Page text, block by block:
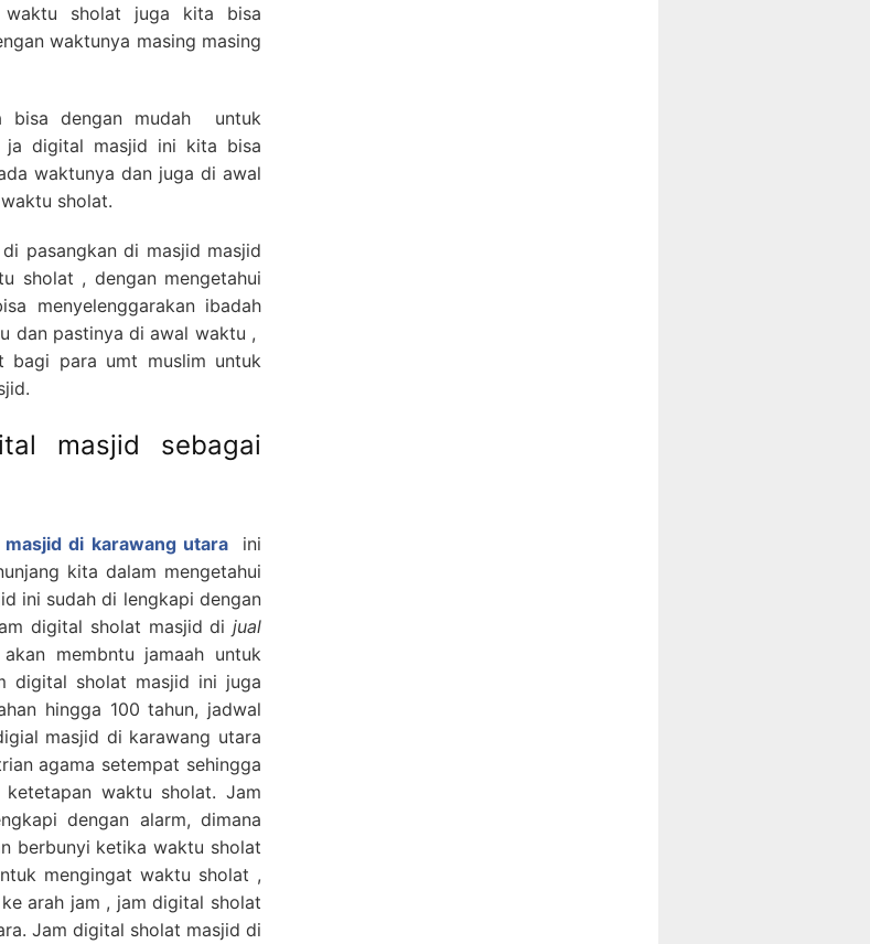
sholat juga kita bisa
waktunya masing masing
bisa dengan mudah untuk
ja digital masjid ini kita bisa
waktunya dan juga di awal
sholat.
pasangkan di masjid masjid
sholat , dengan mengetahui
menyelenggarakan ibadah
dan pastinya di awal waktu ,
bagi para umt muslim untuk
masjid sebagai
masjid di karawang utara
ini
kita dalam mengetahui
ini sudah di lengkapi dengan
digital sholat masjid di jual
membntu jamaah untuk
digital sholat masjid ini juga
hingga 100 tahun, jadwal
masjid di karawang utara
agama setempat sehingga
waktu sholat. Jam
dengan alarm, dimana
berbunyi ketika waktu sholat
mengingat waktu sholat ,
arah jam , jam digital sholat
Jam digital sholat masjid di